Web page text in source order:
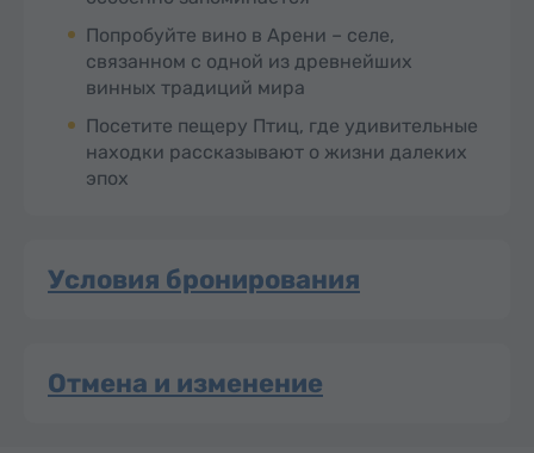
Попробуйте вино в Арени – селе,
связанном с одной из древнейших
винных традиций мира
Посетите пещеру Птиц, где удивительные
находки рассказывают о жизни далеких
эпох
Условия бронирования
Отмена и изменение